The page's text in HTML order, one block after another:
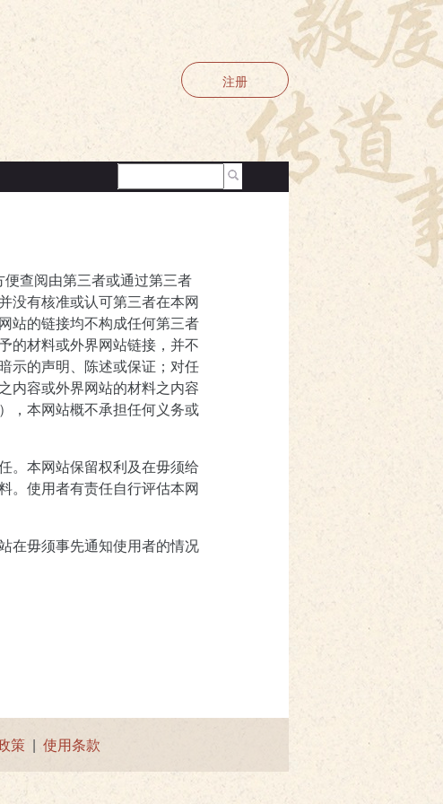
注册
便查阅由第三者或通过第三者
没有核准或认可第三者在本网
站的链接均不构成任何第三者
的材料或外界网站链接，并不
示的声明、陈述或保证；对任
内容或外界网站的材料之内容
，本网站概不承担任何义务或
。本网站保留权利及在毋须给
。使用者有责任自行评估本网
在毋须事先通知使用者的情况
策 | 使用条款